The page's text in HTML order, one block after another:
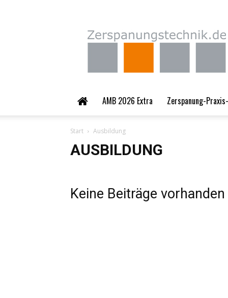
AMB 2026 Extra Zerspanung-
Start Ausbildung
AUSBILDUNG
Keine Beiträge vorhanden